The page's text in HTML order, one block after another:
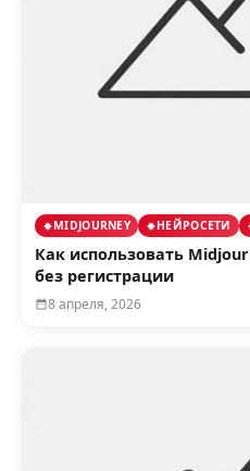
MIDJOURNEY НЕЙРОСЕТИ
Как использовать
без регистрации
8 апреля, 2026